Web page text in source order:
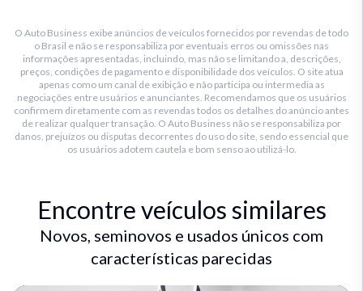
O Auto Business exibe anúncios de veículos fornecidos por revendas de todo
o Brasil e não se responsabiliza por eventuais erros ou omissões nas
informações apresentadas, incluindo, mas não se limitando a, descrições,
preços, condições de pagamento e disponibilidade dos veículos. O site atua
apenas como um canal de exibição e não participa ou intermedia as
negociações entre usuários e anunciantes. Recomendamos que os usuários
confirmem diretamente com as revendas todos os detalhes do anúncio antes
de realizar qualquer transação. O Auto Business não se responsabiliza por
danos, prejuízos ou disputas decorrentes do uso do site, sendo essencial que
os usuários adotem cautela e bom senso ao utilizá-lo.
Encontre veículos similares
Novos, seminovos e usados únicos com
características parecidas